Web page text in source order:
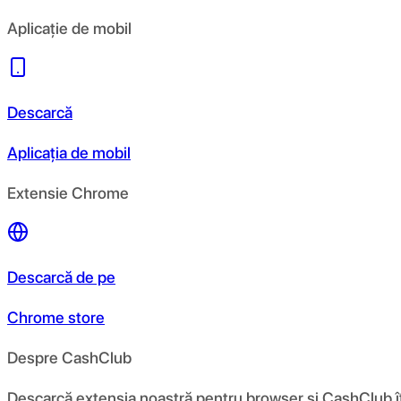
Aplicație de mobil
Descarcă
Aplicația de mobil
Extensie Chrome
Descarcă de pe
Chrome store
Despre CashClub